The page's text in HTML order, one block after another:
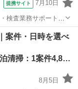
提携サイト 7月10日
検査業務サポート
案件・日時を選べ
【報酬例】40〜50㎡の民泊清掃：1案件4,800円
8月5日